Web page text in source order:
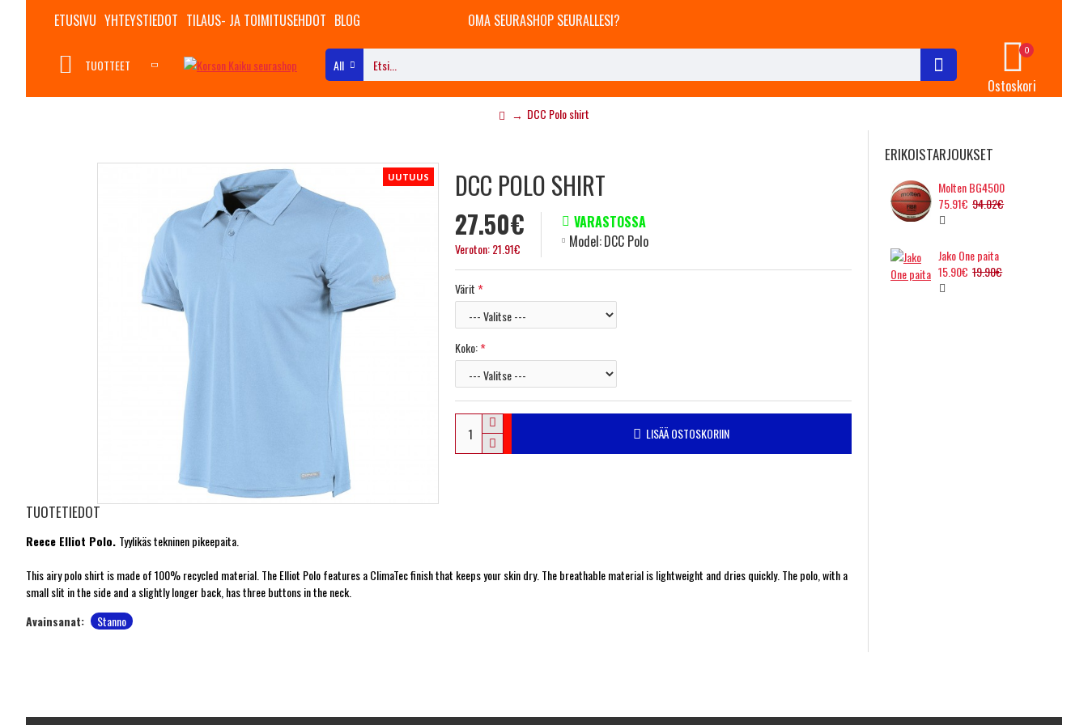
ETUSIVU YHTEYSTIEDOT TILAUS- JA TOIMITUSEHDOT BLOG OMA SEURASHOP SEURALLESI?
TUOTTEET All
Ostoskori
0
DCC Polo shirt
UUTUUS
DCC POLO SHIRT
27.50€
Veroton: 21.91€
VARASTOSSA
Model:DCC Polo
Värit
Koko:
LISÄÄ OSTOSKORIIN
TUOTETIEDOT
Reece Elliot Polo. Tyylikäs tekninen pikeepaita.
This airy polo shirt is made of 100% recycled material. The Elliot Polo features a ClimaTec finish that keeps your skin dry. The breathable material is lightweight and dries quickly. The polo, with a
small slit in the side and a slightly longer back, has three buttons in the neck.
Avainsanat:
Stanno
ERIKOISTARJOUKSET
Molten BG4500
75.91€ 94.02€
Jako One paita
15.90€ 19.90€